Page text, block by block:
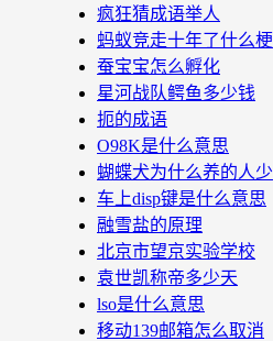
疯狂猜成语举人
蚂蚁竞走十年了什么梗
蚕宝宝怎么孵化
星河战队鳄鱼多少钱
扼的成语
O98K是什么意思
蝴蝶犬为什么养的人少
车上disp键是什么意思
融雪盐的原理
北京市望京实验学校
袁世凯称帝多少天
lso是什么意思
移动139邮箱怎么取消